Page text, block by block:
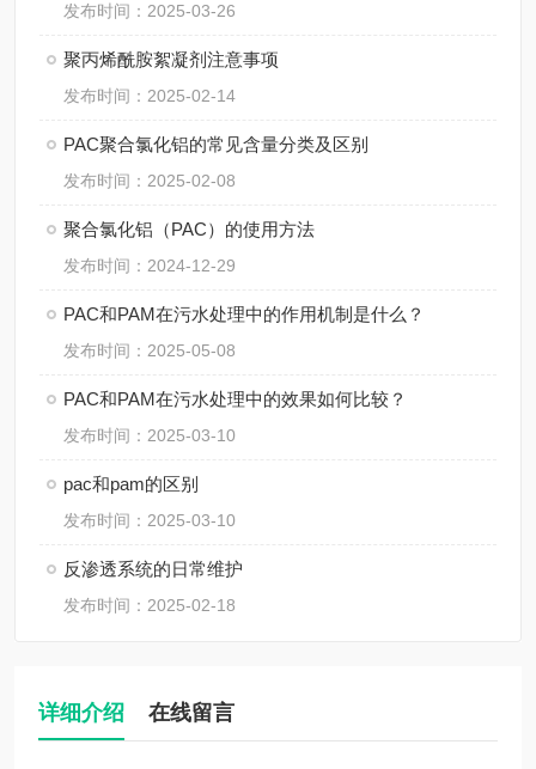
发布时间：2025-03-26
聚丙烯酰胺絮凝剂注意事项
发布时间：2025-02-14
PAC聚合氯化铝的常见含量分类及区别
发布时间：2025-02-08
聚合氯化铝（PAC）的使用方法
发布时间：2024-12-29
PAC和PAM在污水处理中的作用机制是什么？
发布时间：2025-05-08
PAC和PAM在污水处理中的效果如何比较？
发布时间：2025-03-10
pac和pam的区别
发布时间：2025-03-10
反渗透系统的日常维护
发布时间：2025-02-18
详细介绍 在线留言